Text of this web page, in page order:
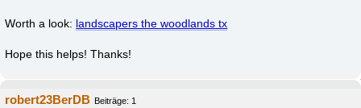
Worth a look: landscapers the woodlands tx
Hope this helps! Thanks!
robert23BerDB Beiträge: 1